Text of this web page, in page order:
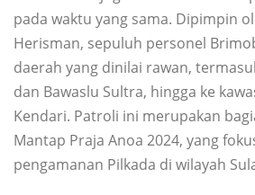
pada waktu yang sama. Dipimpin
Herisman, sepuluh personel
daerah yang dinilai rawan,
dan Bawaslu Sultra, hingga ke
Kendari. Patroli ini merupakan
Mantap Praja Anoa 2024, yang
pengamanan Pilkada di wilayah